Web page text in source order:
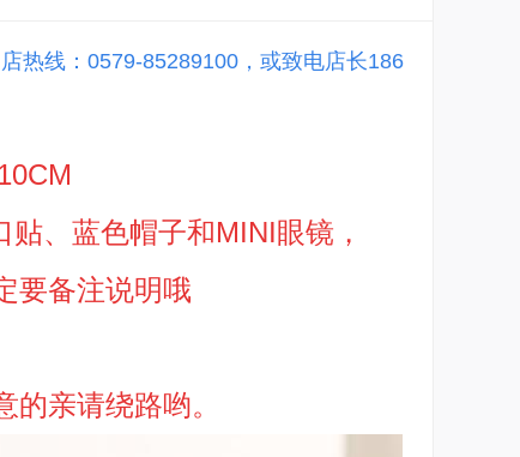
热线：0579-85289100，或致电店长186
、蓝色帽子和MINI眼镜，
要备注说明哦
亲请绕路哟。